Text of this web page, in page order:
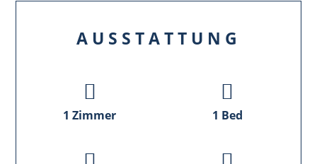
AUSSTATTUNG
1 Zimmer 1 Bed